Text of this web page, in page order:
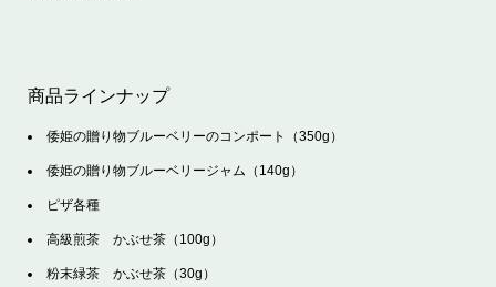
商品ラインナップ
倭姫の贈り物ブルーベリーのコンポート（350g）
倭姫の贈り物ブルーベリージャム（140g）
ピザ各種
高級煎茶 かぶせ茶（100g）
粉末緑茶 かぶせ茶（30g）